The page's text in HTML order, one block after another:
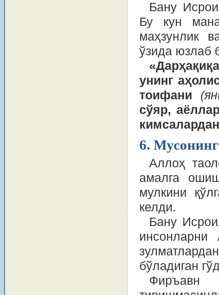
Бану
Бу кун
маҳзунлик
ўзида юзлаб
унинг
тоифани
сўяр,
6.
Аллоҳ
амалга
мулкини
келди.
Бану
инсонларни
бўладиган
Фиръавн